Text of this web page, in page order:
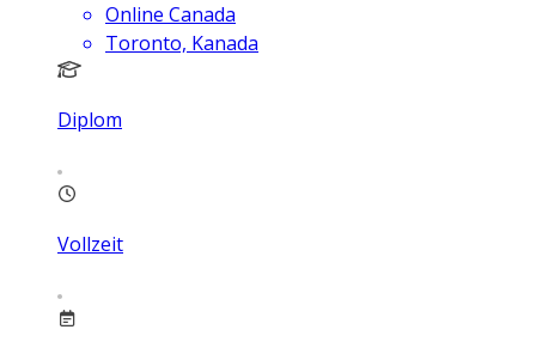
Online Canada
Toronto, Kanada
Diplom
Vollzeit